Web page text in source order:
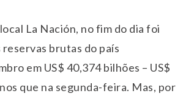
La Nación, no fim do dia foi
brutas do país
em US$ 40,374 bilhões – US$
que na segunda-feira. Mas, por